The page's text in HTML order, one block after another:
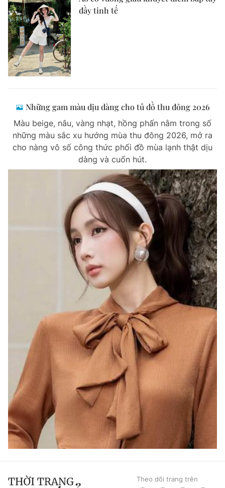
đầy tinh tế
Những gam màu dịu dàng cho tủ đồ thu đông 2026
Màu beige, nâu, vàng nhạt, hồng phấn nằm trong số
những màu sắc xu hướng mùa thu đông 2026, mở ra
cho nàng vô số công thức phối đồ mùa lạnh thật dịu
dàng và cuốn hút.
Theo dõi trang trên